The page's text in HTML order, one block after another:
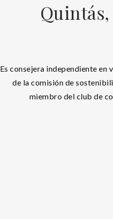
Quintás,
Es consejera independiente en
de la comisión de
miembro del club de